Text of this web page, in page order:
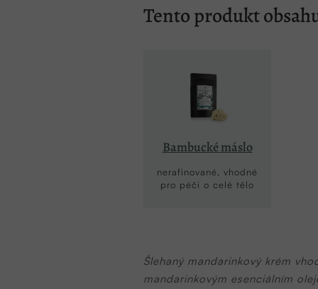
Tento produkt
Bambucké máslo
nerafinované, vhodné
pro péči o celé tělo
Šlehaný mandarinkový krém
mandarinkovým esenciálním